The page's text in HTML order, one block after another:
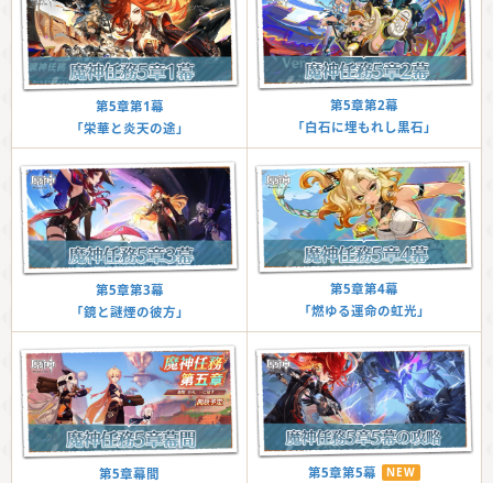
第5章第1幕
「栄華と炎天の途」
第5章第2幕
「白石に埋もれし黒石」
第5章第3幕
「鏡と謎煙の彼方」
第5章第4幕
「燃ゆる運命の虹光」
第5章幕間
第5章第5幕 NEW